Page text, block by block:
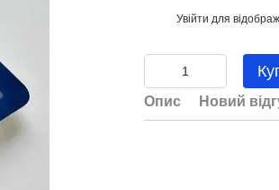
Увійти для
Опис Новий